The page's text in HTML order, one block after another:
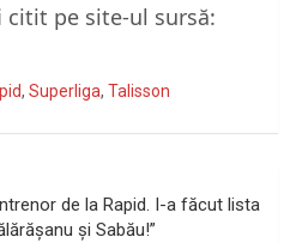
pe site-ul sursă:
, Superliga, Talisson
de la Rapid. I-a făcut lista
și Sabău!”